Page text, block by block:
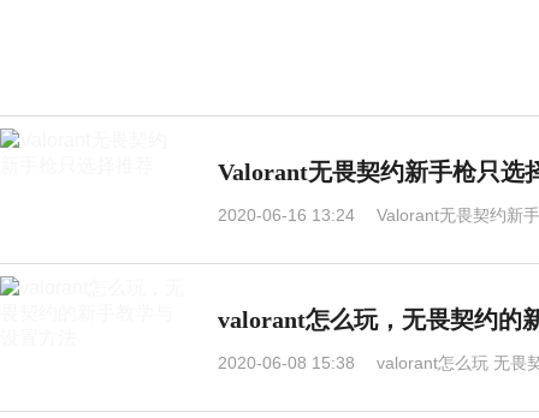
Valorant无畏契约新手枪只选
2020-06-16 13:24 Valorant无畏契约新
valorant怎么玩，无畏契约的
2020-06-08 15:38 valorant怎么玩 无畏